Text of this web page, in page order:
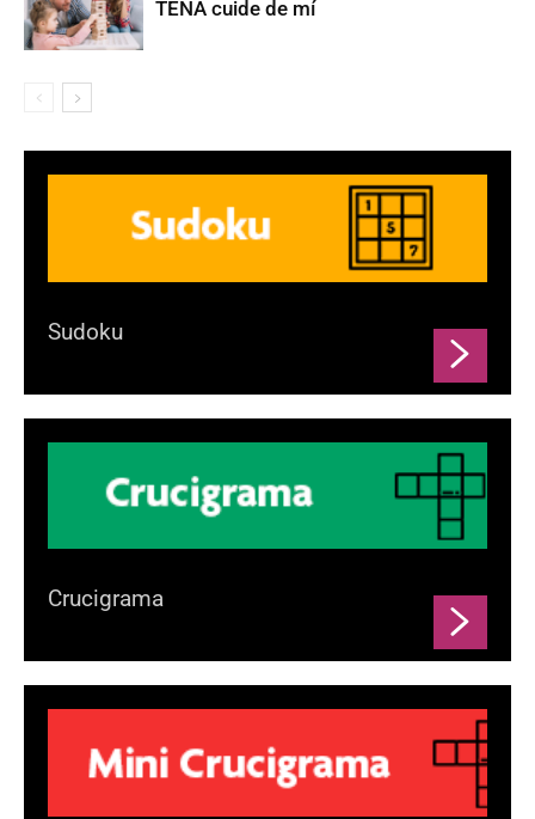
TENA cuide de mí
Sudoku
Crucigrama